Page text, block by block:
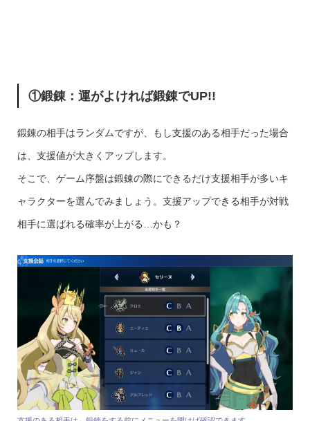
①鍛錬：運がよければ鍛錬でUP!!
鍛錬の相手はランダムですが、もし支援のある相手だった場合
は、支援値が大きくアップします。
そこで、ゲーム序盤は鍛錬の際にできるだけ支援相手が多いキ
ャラクターを選んでみましょう。支援アップできる相手が対戦
相手に選ばれる確率が上がる…かも？